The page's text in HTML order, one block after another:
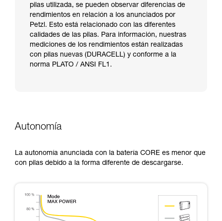
pilas utilizada, se pueden observar diferencias de
rendimientos en relación a los anunciados por
Petzl. Esto está relacionado con las diferentes
calidades de las pilas. Para información, nuestras
mediciones de los rendimientos están realizadas
con pilas nuevas (DURACELL) y conforme a la
norma PLATO / ANSI FL1.
Autonomía
La autonomía anunciada con la batería CORE es menor que
con pilas debido a la forma diferente de descargarse.